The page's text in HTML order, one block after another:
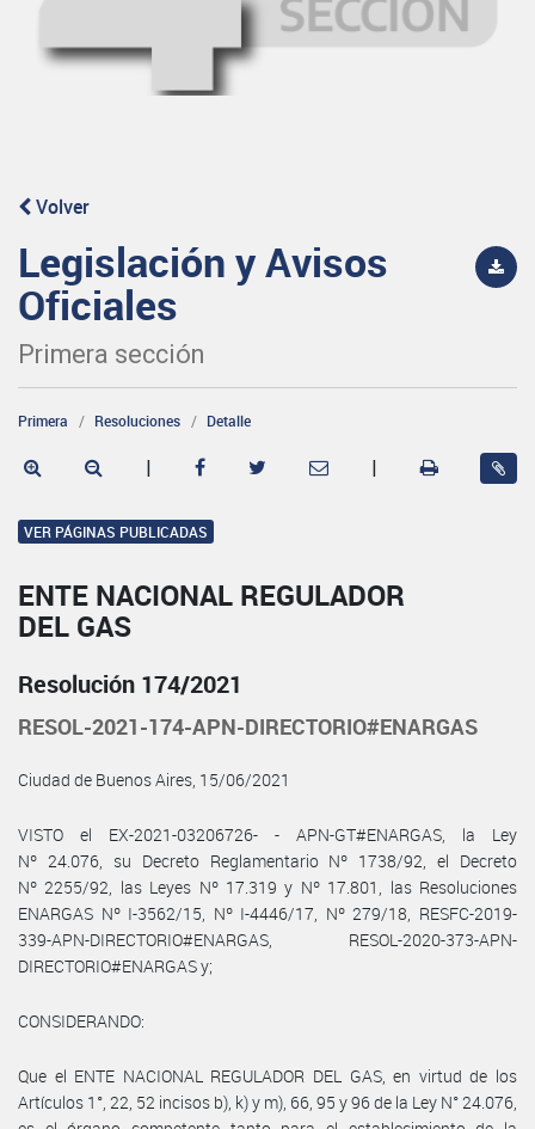
Volver
Legislación y Avisos
Oficiales
Primera sección
Primera Resoluciones Detalle
| |
VER PÁGINAS PUBLICADAS
ENTE NACIONAL REGULADOR
DEL GAS
Resolución 174/2021
RESOL-2021-174-APN-DIRECTORIO#ENARGAS
Ciudad de Buenos Aires, 15/06/2021
VISTO el EX-2021-03206726- - APN-GT#ENARGAS, la Ley
Nº 24.076, su Decreto Reglamentario Nº 1738/92, el Decreto
Nº 2255/92, las Leyes Nº 17.319 y Nº 17.801, las Resoluciones
ENARGAS Nº I-3562/15, Nº I-4446/17, Nº 279/18, RESFC-2019-
339-APN-DIRECTORIO#ENARGAS, RESOL-2020-373-APN-
DIRECTORIO#ENARGAS y;
CONSIDERANDO:
Que el ENTE NACIONAL REGULADOR DEL GAS, en virtud de los
Artículos 1°, 22, 52 incisos b), k) y m), 66, 95 y 96 de la Ley N° 24.076,